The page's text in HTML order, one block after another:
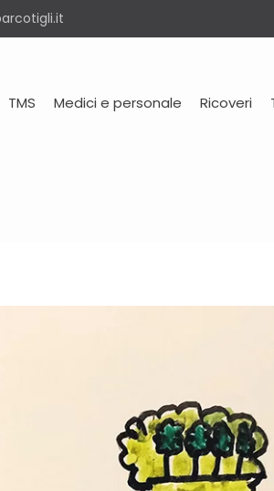
TMS Medici e personale Ricoveri